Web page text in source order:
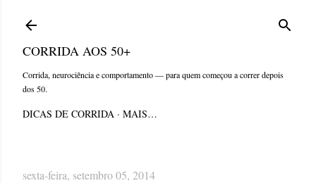
CORRIDA AOS 50+
Corrida, neurociência e comportamento — para quem começou a correr depois
dos 50.
DICAS DE CORRIDA MAIS…
sexta-feira, setembro 05, 2014